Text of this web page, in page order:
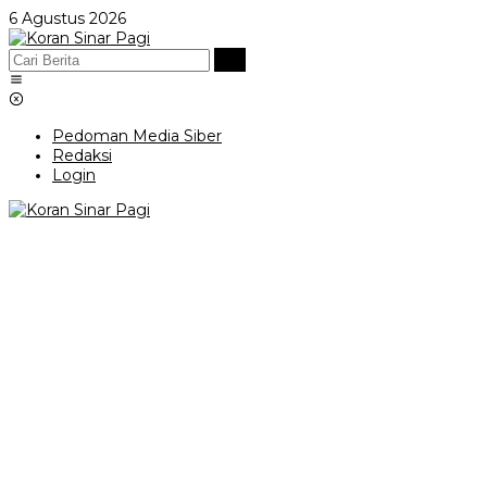
Lewati
ke
konten
6 Agustus 2026
Pedoman Media Siber
Redaksi
Login